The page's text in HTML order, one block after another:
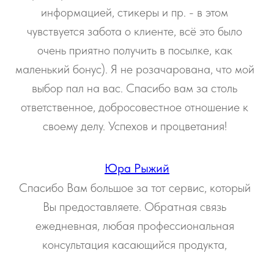
информацией, стикеры и пр. - в этом
чувствуется забота о клиенте, всё это было
очень приятно получить в посылке, как
маленький бонус). Я не розачарована, что мой
выбор пал на вас. Спасибо вам за столь
ответственное, добросовестное отношение к
своему делу. Успехов и процветания!
Юра Рыжий
Спасибо Вам большое за тот сервис, который
Вы предоставляете. Обратная связь
ежедневная, любая профессиональная
консультация касающийся продукта,